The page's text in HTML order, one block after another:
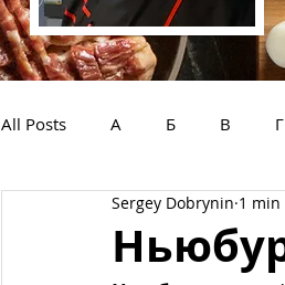
All Posts А Б В Г
У Ф Х
Sergey Dobrynin 1 min